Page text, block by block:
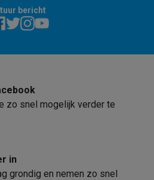
bericht
zo snel mogelijk verder te
in
grondig en nemen zo snel